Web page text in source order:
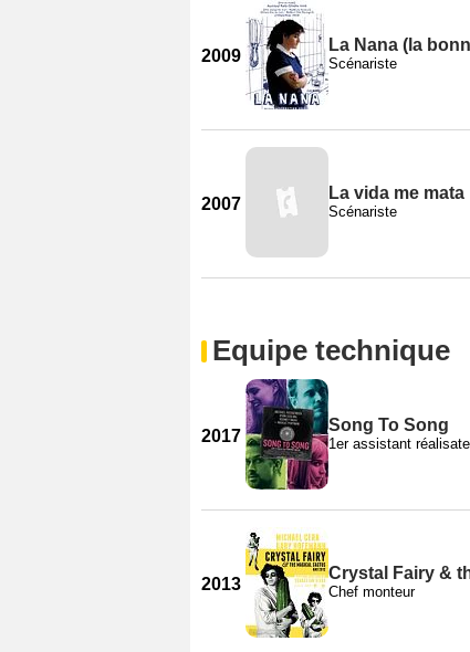
2009
La Nana (la
Scénariste
2007
La vida me mata
Scénariste
Equipe technique
2017
Song To Song
1er assistant
2013
Crystal Fairy &
Chef monteur